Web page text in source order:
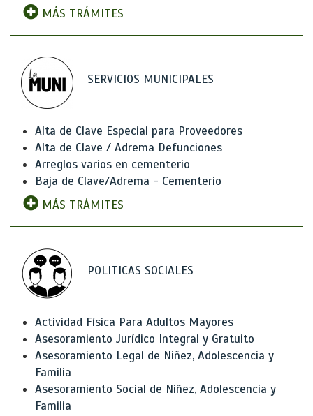
MÁS TRÁMITES
SERVICIOS MUNICIPALES
Alta de Clave Especial para Proveedores
Alta de Clave / Adrema Defunciones
Arreglos varios en cementerio
Baja de Clave/Adrema - Cementerio
MÁS TRÁMITES
POLITICAS SOCIALES
Actividad Física Para Adultos Mayores
Asesoramiento Jurídico Integral y Gratuito
Asesoramiento Legal de Niñez, Adolescencia y
Familia
Asesoramiento Social de Niñez, Adolescencia y
Familia